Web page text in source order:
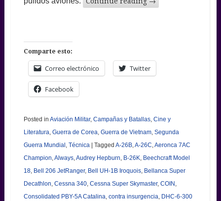
Comparte esto:
Correo electrónico Twitter
Facebook
Posted in Aviación Militar, Campañas y Batallas, Cine y
Literatura, Guerra de Corea, Guerra de Vietnam, Segunda
Guerra Mundial , Técnica Tagged A-26B,A-26C,Aeronca 7AC
Champion,Always,Audrey Hepburn, B-26K, Beechcraft Model
18, Bell 206 JetRanger, Bell UH-1B Iroquois, Bellanca Super
Decathlon, Cessna 340, Cessna Super Skymaster, COIN ,
Consolidated PBY-5A Catalina, contra insurgencia, DHC-6-300